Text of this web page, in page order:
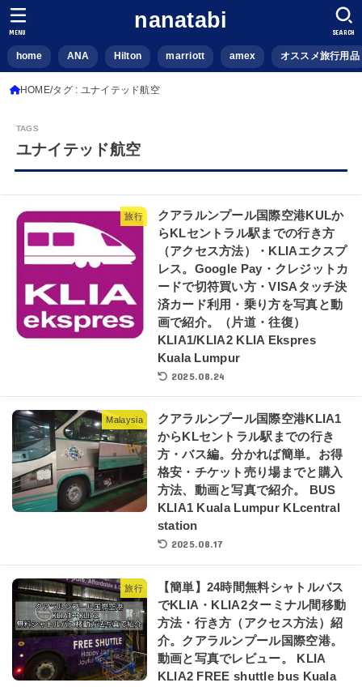
nanatabi
home ANA Hilton marriott amex オススメ旅行用品
SEARCH
MENU
HOME タグ : ユナイテッド航空
ユナイテッド航空
旅行
クアラルンプール国際空港KULか
らKLセントラル駅までの行き方
（アクセス方法）・KLIAエクスプ
レス。Google Pay・クレジットカ
ードで切符買い方・VISAタッチ決
済カード利用・乗り方を写真と動
画で紹介。（片道・往復）
KLIA1/KLIA2 KLIA Ekspres
Kuala Lumpur
2025.08.24
Malaysia
クアラルンプール国際空港KLIA1
からKLセントラル駅までの行き
方・バス編。分かれば簡単。お得
格安・チケット売り場までと購入
方法、動画と写真で紹介。 BUS
KLIA1 Kuala Lumpur KLcentral
station
2025.08.17
旅行
【簡単】24時間無料シャトルバス
でKLIA・KLIA2ターミナル間移動
方法・行き方（アクセス方法）紹
介。クアラルンプール国際空港。
動画と写真でレビュー。 KLIA
KLIA2 FREE shuttle bus Kuala